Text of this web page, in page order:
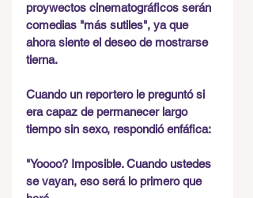
proywectos cinematográficos serán
comedias "más sutiles", ya que
ahora siente el deseo de mostrarse
tierna.
Cuando un reportero le preguntó si
era capaz de permanecer largo
tiempo sin sexo, respondió enfáfica:
"Yoooo? Imposible. Cuando ustedes
se vayan, eso será lo primero que